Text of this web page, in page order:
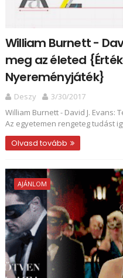
William Burnett -
meg az életed
Nyereményjáték}
Deszy
3/30/2017
William Burnett - David J. Evans:
Az egyetemen rengeteg tudást
Olvasd tovább
AJÁNLOM